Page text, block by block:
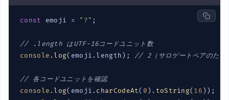
const emoji = "?" ;
// .length はUTF-16コードユニット数
console.log(emoji.length); // 2（サロゲートペアのため
// 各コードユニットを確認
console.log(emoji. charCodeAt( 0). toString( 16)); //